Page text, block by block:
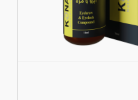
4.43